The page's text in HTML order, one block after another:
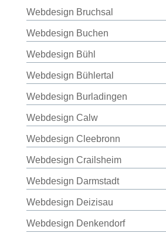
Webdesign Bruchsal
Webdesign Buchen
Webdesign Bühl
Webdesign Bühlertal
Webdesign Burladingen
Webdesign Calw
Webdesign Cleebronn
Webdesign Crailsheim
Webdesign Darmstadt
Webdesign Deizisau
Webdesign Denkendorf